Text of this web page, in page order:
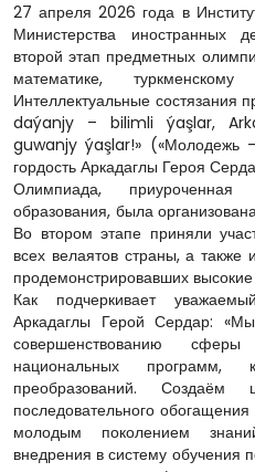
27 апреля 2026 года в
Министерства иностранных
второй этап предметных
математике,
Интеллектуальные
daýanjy – bilimli ýaşlar,
guwanjy ýaşlar!» («Молодежь
гордость Аркадаглы Героя
Олимпиада,
образования, была
Во втором этапе приняли
всех велаятов страны, а также
продемонстрировавших
Как подчеркивает
Аркадаглы Герой Сердар:
совершенствованию
национальных программ,
преобразований. Создаём
последовательного
молодым поколением
внедрения в систему обучения